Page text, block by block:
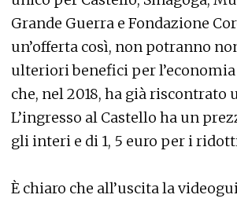
Grande Guerra e Fondazione
un’offerta così, non potranno
ulteriori benefici per
che, nel 2018, ha già riscontrato
L’ingresso al Castello ha un
gli interi e di 1, 5 euro per i
È chiaro che all’uscita la